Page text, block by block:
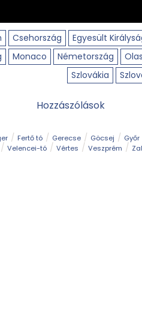
Csehország Egyesült
Monaco Németország
Szlovákia
Hozzászólások
Fertő tó Gerecse Göcsej Győr
Velencei-tó Vértes Veszprém